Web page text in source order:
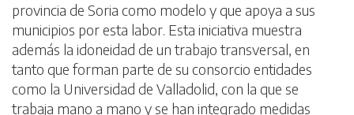
provincia de Soria como modelo y que apoya a sus
municipios por esta labor. Esta iniciativa muestra
además la idoneidad de un trabajo transversal, en
tanto que forman parte de su consorcio entidades
como la Universidad de Valladolid, con la que se
trabaja mano a mano y se han integrado medidas